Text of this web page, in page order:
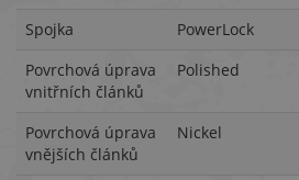
Spojka
PowerLock
Povrchová úprava
vnitřních článků
Polished
Povrchová úprava
vnějších článků
Nickel